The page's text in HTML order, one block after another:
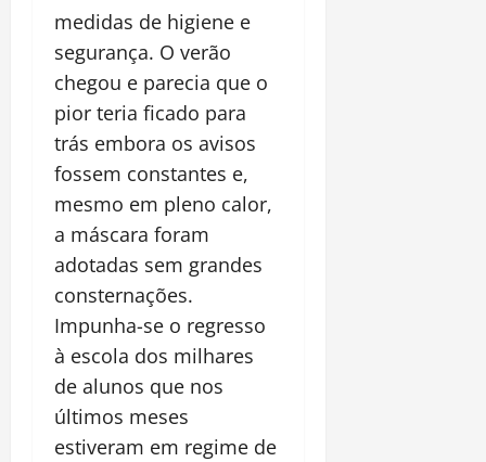
medidas de higiene e
segurança. O verão
chegou e parecia que o
pior teria ficado para
trás embora os avisos
fossem constantes e,
mesmo em pleno calor,
a máscara foram
adotadas sem grandes
consternações.
Impunha-se o regresso
à escola dos milhares
de alunos que nos
últimos meses
estiveram em regime de